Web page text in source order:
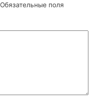
Обязательные поля